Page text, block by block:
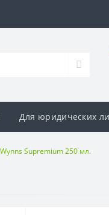
Для юридических
Supremium 250 мл.